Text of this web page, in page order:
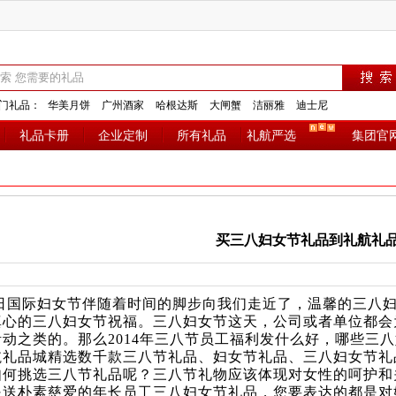
礼品： 华美月饼 广州酒家 哈根达斯 大闸蟹 洁丽雅 迪士尼
礼品卡册 企业定制 所有礼品 礼航严选 集团官
买三八妇女节礼品到礼航礼
际妇女节伴随着时间的脚步向我们走近了，温馨的三八
的三八妇女节祝福。三八妇女节这天，公司或者单位都
之类的。那么2014年三八节员工福利发什么好，哪些三
城精选数千款三八节礼品、妇女节礼品、三八妇女节礼
挑选三八节礼品呢？三八节礼物应该体现对女性的呵护
朴素慈爱的年长员工三八妇女节礼品，您要表达的都是